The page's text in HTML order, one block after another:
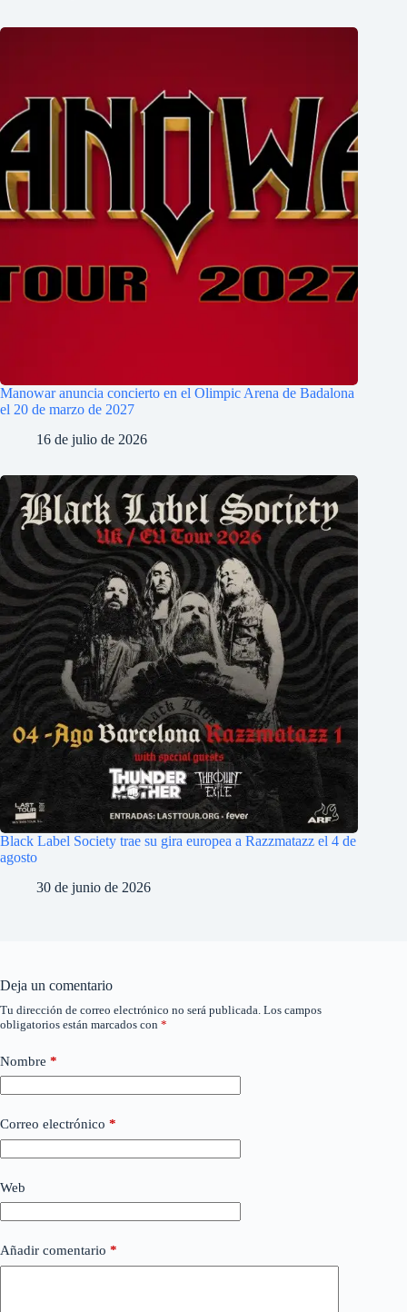
Manowar anuncia concierto en el Olimpic Arena de Badalona
el 20 de marzo de 2027
16 de julio de 2026
Black Label Society trae su gira europea a Razzmatazz el 4 de
agosto
30 de junio de 2026
Deja un comentario
Tu dirección de correo electrónico no será publicada. Los campos
obligatorios están marcados con *
Nombre *
Correo electrónico *
Web
Añadir comentario *